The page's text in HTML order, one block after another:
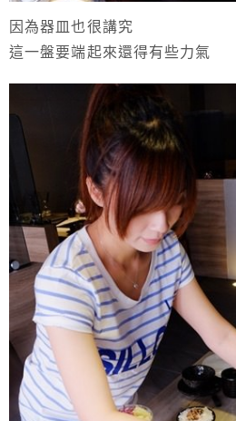
因為器皿也很講究
這一盤要端起來還得有些力氣